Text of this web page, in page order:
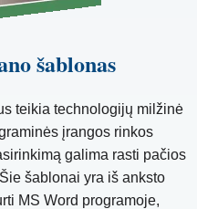
šablonas
teikia technologijų milžinė
įrangos rinkos
galima rasti pačios
šablonai yra iš anksto
MS Word programoje,